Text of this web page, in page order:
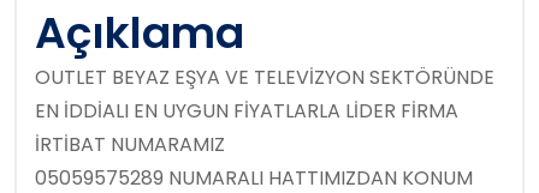
Açıklama
OUTLET BEYAZ EŞYA VE TELEVİZYON SEKTÖRÜNDE
EN İDDİALI EN UYGUN FİYATLARLA LİDER FİRMA
İRTİBAT NUMARAMIZ
05059575289 NUMARALI HATTIMIZDAN KONUM